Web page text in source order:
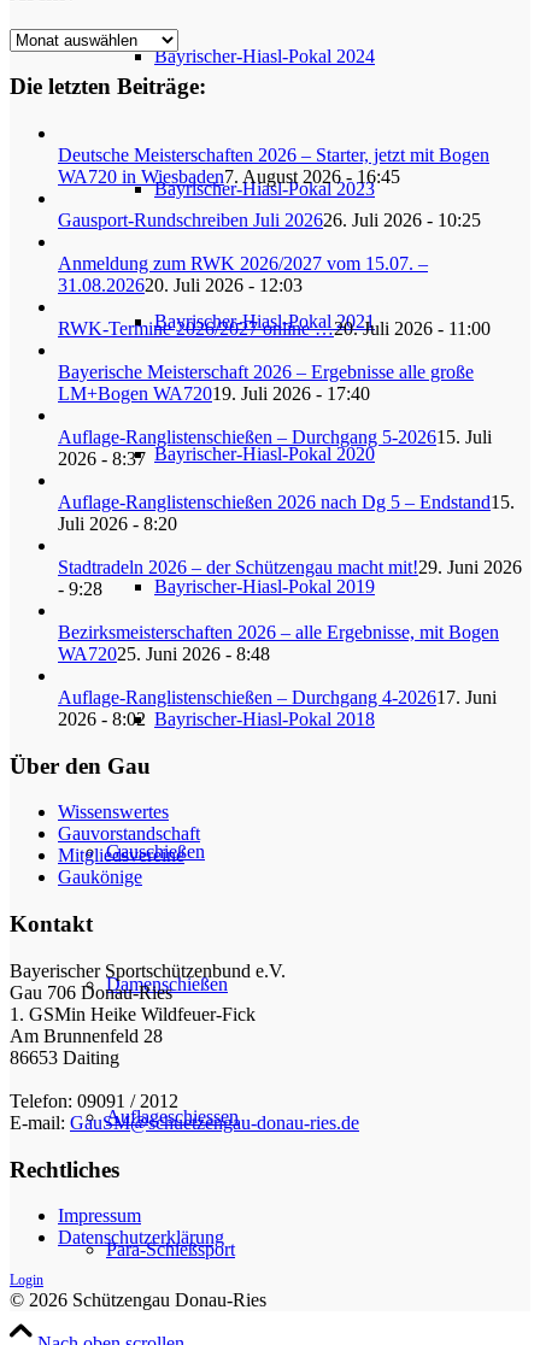
Bayrischer-Hiasl-Pokal 2024
Bayrischer-Hiasl-Pokal 2023
Bayrischer-Hiasl-Pokal 2021
Bayrischer-Hiasl-Pokal 2020
Bayrischer-Hiasl-Pokal 2019
Bayrischer-Hiasl-Pokal 2018
Gauschießen
Damenschießen
Auflageschiessen
Para-Schießsport
Archiv
Die letzten Beiträge:
Deutsche Meisterschaften 2026 – Starter, jetzt mit Bogen
WA720 in Wiesbaden7. August 2026 - 16:45
Gausport-Rundschreiben Juli 202626. Juli 2026 - 10:25
Anmeldung zum RWK 2026/2027 vom 15.07. –
31.08.202620. Juli 2026 - 12:03
RWK-Termine 2026/2027 online …20. Juli 2026 - 11:00
Bayerische Meisterschaft 2026 – Ergebnisse alle große
LM+Bogen WA72019. Juli 2026 - 17:40
Auflage-Ranglistenschießen – Durchgang 5-202615. Juli
2026 - 8:37
Auflage-Ranglistenschießen 2026 nach Dg 5 – Endstand15.
Juli 2026 - 8:20
Stadtradeln 2026 – der Schützengau macht mit!29. Juni 2026
- 9:28
Bezirksmeisterschaften 2026 – alle Ergebnisse, mit Bogen
WA72025. Juni 2026 - 8:48
Auflage-Ranglistenschießen – Durchgang 4-202617. Juni
2026 - 8:02
Über den Gau
Wissenswertes
Gauvorstandschaft
Mitgliedsvereine
Gaukönige
Kontakt
Bayerischer Sportschützenbund e.V.
Gau 706 Donau-Ries
1. GSMin Heike Wildfeuer-Fick
Am Brunnenfeld 28
86653 Daiting
Telefon: 09091 / 2012
E-mail: GauSM@schuetzengau-donau-ries.de
Rechtliches
Impressum
Datenschutzerklärung
Login
© 2026 Schützengau Donau-Ries